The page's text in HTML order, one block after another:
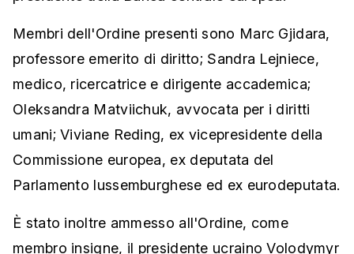
Membri dell'Ordine presenti sono Marc Gjidara,
professore emerito di diritto; Sandra Lejniece,
medico, ricercatrice e dirigente accademica;
Oleksandra Matviichuk, avvocata per i diritti
umani; Viviane Reding, ex vicepresidente della
Commissione europea, ex deputata del
Parlamento lussemburghese ed ex eurodeputata.
È stato inoltre ammesso all'Ordine, come
membro insigne, il presidente ucraino Volodymyr